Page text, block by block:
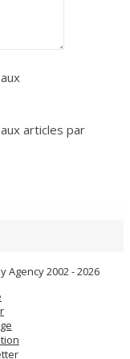
articles par
Agency 2002 - 2026